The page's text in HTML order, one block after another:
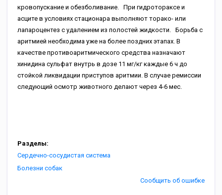
кровопускание и обезболивание. При гидротораксе и
асците в условиях стационара выполняют торако- или
лапароцентез с удалением из полостей жидкости. Борьба с
аритмией необходима уже на более поздних этапах. В
качестве противоаритмического средства назначают
хинидина сульфат внутрь в дозе 11 мг/кг каждые 6 ч до
стойкой ликвидации приступов аритмии. В случае ремиссии
следующий осмотр животного делают через 4-6 мес.
Разделы:
Сердечно-сосудистая система
Болезни собак
Сообщить об ошибке